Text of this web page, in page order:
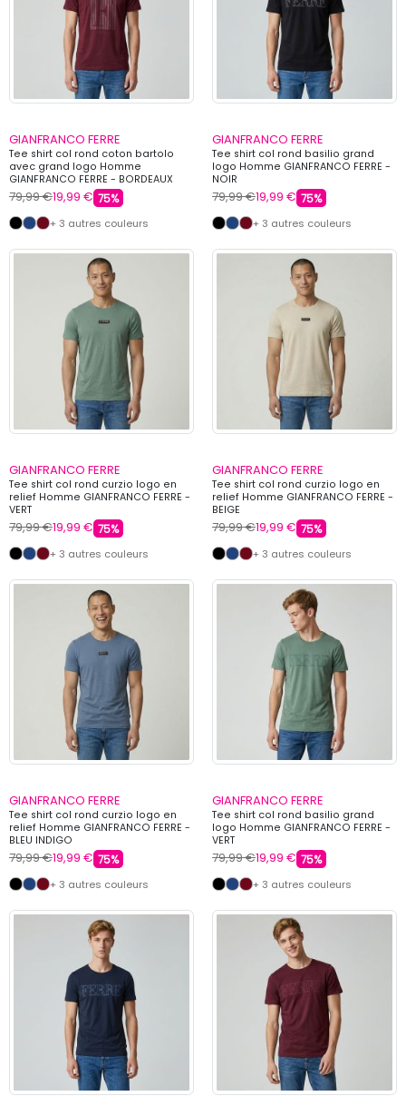
GIANFRANCO FERRE
Tee shirt col rond coton bartolo
avec grand logo Homme
GIANFRANCO FERRE - BORDEAUX
79,99 €19,99 € 75%
+ 3 autres couleurs
GIANFRANCO FERRE
Tee shirt col rond basilio grand
logo Homme GIANFRANCO FERRE -
NOIR
79,99 €19,99 € 75%
+ 3 autres couleurs
GIANFRANCO FERRE
Tee shirt col rond curzio logo en
relief Homme GIANFRANCO FERRE -
VERT
79,99 €19,99 € 75%
+ 3 autres couleurs
GIANFRANCO FERRE
Tee shirt col rond curzio logo en
relief Homme GIANFRANCO FERRE -
BEIGE
79,99 €19,99 € 75%
+ 3 autres couleurs
GIANFRANCO FERRE
Tee shirt col rond curzio logo en
relief Homme GIANFRANCO FERRE -
BLEU INDIGO
79,99 €19,99 € 75%
+ 3 autres couleurs
GIANFRANCO FERRE
Tee shirt col rond basilio grand
logo Homme GIANFRANCO FERRE -
VERT
79,99 €19,99 € 75%
+ 3 autres couleurs